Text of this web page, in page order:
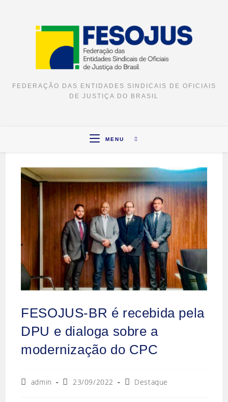
FEDERAÇÃO DAS ENTIDADES SINDICAIS DE OFICIAIS
DE JUSTIÇA DO BRASIL
MENU
FESOJUS-BR é recebida pela
DPU e dialoga sobre a
modernização do CPC
admin 23/09/2022 Destaque